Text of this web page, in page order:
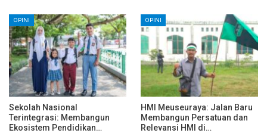
OPINI
Sekolah Nasional
Terintegrasi: Membangun
Ekosistem Pendidikan…
OPINI
HMI Meuseuraya: Jalan Baru
Membangun Persatuan dan
Relevansi HMI di…